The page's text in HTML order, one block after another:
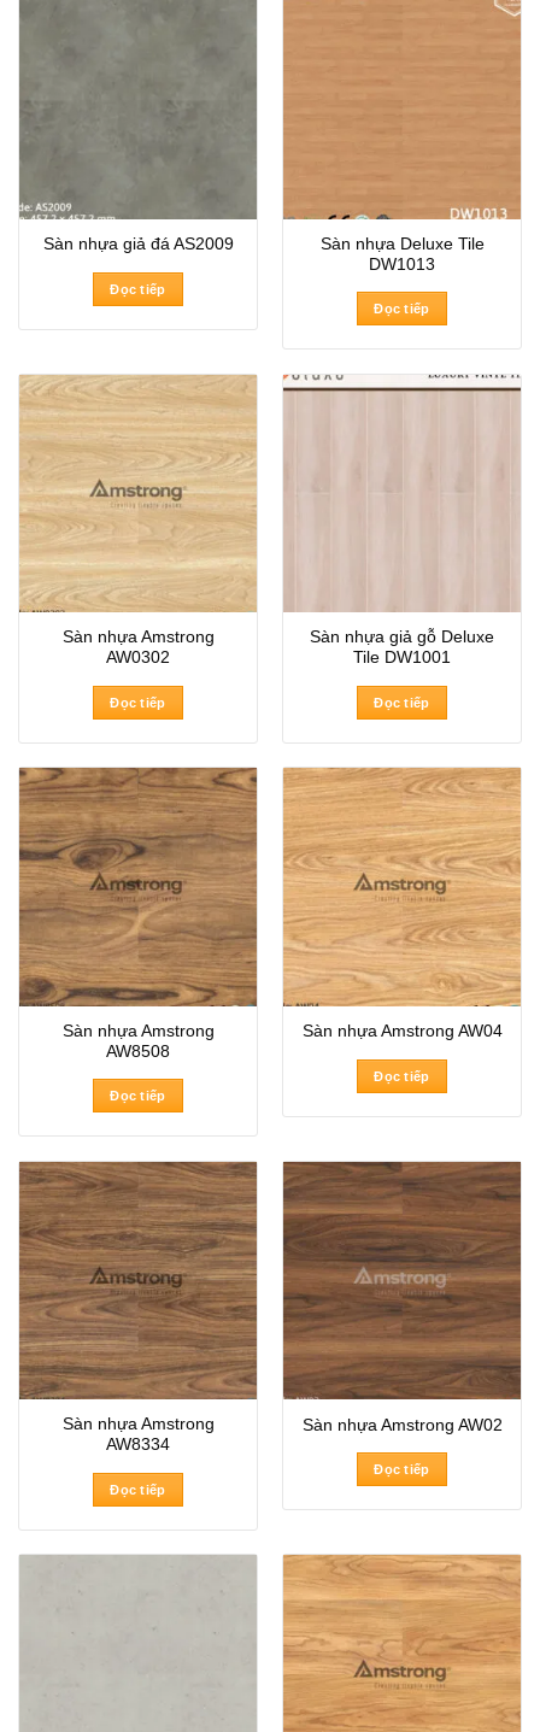
Sàn nhựa giả đá AS2009
Đọc tiếp
Sàn nhựa Deluxe Tile
DW1013
Đọc tiếp
Sàn nhựa Amstrong
AW0302
Đọc tiếp
Sàn nhựa giả gỗ Deluxe
Tile DW1001
Đọc tiếp
Sàn nhựa Amstrong
AW8508
Đọc tiếp
Sàn nhựa Amstrong AW04
Đọc tiếp
Sàn nhựa Amstrong
AW8334
Đọc tiếp
Sàn nhựa Amstrong AW02
Đọc tiếp